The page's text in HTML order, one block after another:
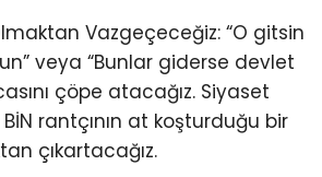
Vazgeçeceğiz: “O gitsin
veya “Bunlar giderse devlet
çöpe atacağız. Siyaset
rantçının at koşturduğu bir
çıkartacağız.